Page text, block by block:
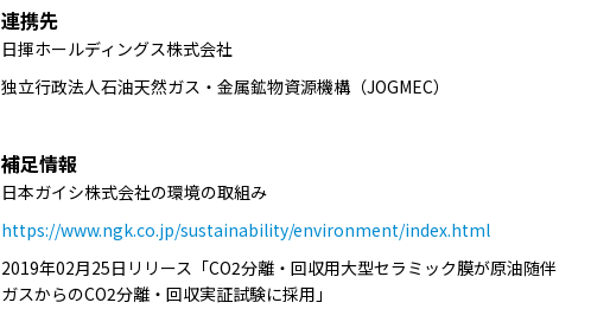
連携先
日揮ホールディングス株式会社
独立行政法人石油天然ガス・金属鉱物資源機構（JOGMEC）
補足情報
日本ガイシ株式会社の環境の取組み
https://www.ngk.co.jp/sustainability/environment/index.html
2019年02月25日リリース「CO2分離・回収用大型セラミック膜が原油随伴
ガスからのCO2分離・回収実証試験に採用」